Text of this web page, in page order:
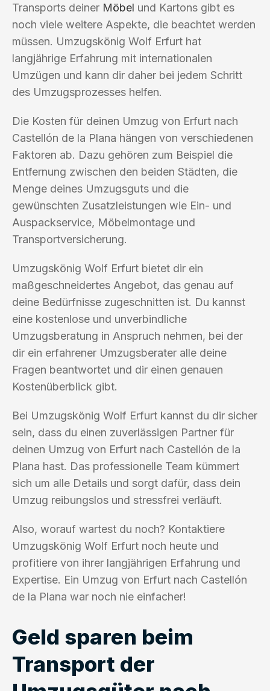
Transports deiner Möbel und Kartons gibt es
noch viele weitere Aspekte, die beachtet werden
müssen. Umzugskönig Wolf Erfurt hat
langjährige Erfahrung mit internationalen
Umzügen und kann dir daher bei jedem Schritt
des Umzugsprozesses helfen.
Die Kosten für deinen Umzug von Erfurt nach
Castellón de la Plana hängen von verschiedenen
Faktoren ab. Dazu gehören zum Beispiel die
Entfernung zwischen den beiden Städten, die
Menge deines Umzugsguts und die
gewünschten Zusatzleistungen wie Ein- und
Auspackservice, Möbelmontage und
Transportversicherung.
Umzugskönig Wolf Erfurt bietet dir ein
maßgeschneidertes Angebot, das genau auf
deine Bedürfnisse zugeschnitten ist. Du kannst
eine kostenlose und unverbindliche
Umzugsberatung in Anspruch nehmen, bei der
dir ein erfahrener Umzugsberater alle deine
Fragen beantwortet und dir einen genauen
Kostenüberblick gibt.
Bei Umzugskönig Wolf Erfurt kannst du dir sicher
sein, dass du einen zuverlässigen Partner für
deinen Umzug von Erfurt nach Castellón de la
Plana hast. Das professionelle Team kümmert
sich um alle Details und sorgt dafür, dass dein
Umzug reibungslos und stressfrei verläuft.
Also, worauf wartest du noch? Kontaktiere
Umzugskönig Wolf Erfurt noch heute und
profitiere von ihrer langjährigen Erfahrung und
Expertise. Ein Umzug von Erfurt nach Castellón
de la Plana war noch nie einfacher!
Geld sparen beim
Transport der